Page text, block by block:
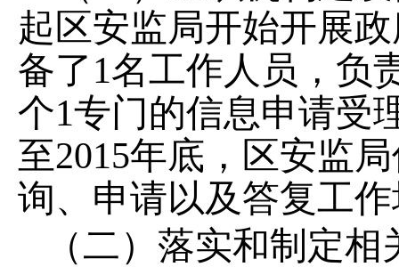
起 区安监局开始开展
备了1名工作人员，负
个1专门的信息申请受
至2015年底，区安监
询、申请以及答复工
（二）落实和制定